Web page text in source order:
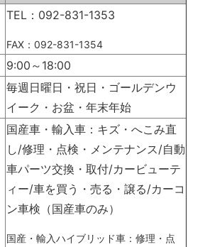
TEL：092-831-1353
FAX：092-831-1354
9:00～18:00
毎週日曜日・祝日・ゴールデンウ
イーク・お盆・年末年始
国産車・輸入車：キズ・へこみ直
し/修理・点検・メンテナンス/自動
車パーツ交換・取付/カービューテ
ィー/車を買う・売る・譲る/カーコ
ン車検（国産車のみ）
国産・輸入ハイブリッド車：修理・点